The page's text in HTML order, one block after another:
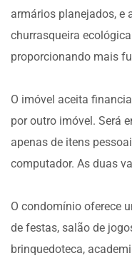
armários planejados, e
churrasqueira
proporcionando mais
O imóvel aceita
por outro imóvel. Será
apenas de itens
computador. As duas
O condomínio oferece
de festas, salão de
brinquedoteca,